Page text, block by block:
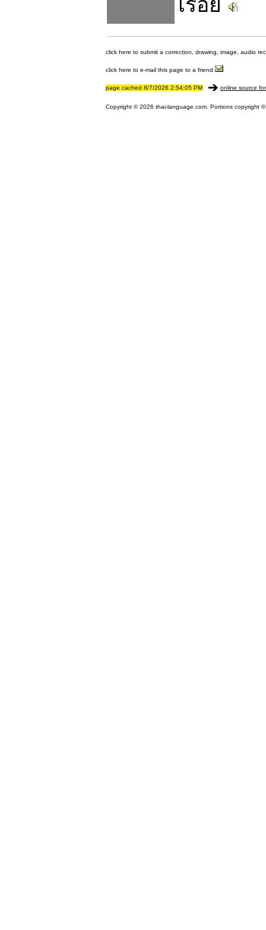
เรื่อย
click here to submit a correction, drawing, image, audio
click here to e-mail this page to a friend
page cached 8/7/2026 2:54:05 PM online source
Copyright © 2026 thai-language.com. Portions copyright